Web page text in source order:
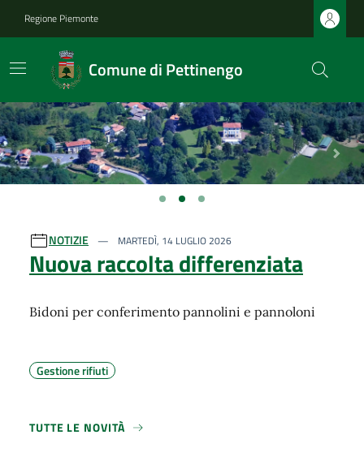
Regione Piemonte
Comune di Pettinengo
Previous Next
Ultime notizie
NOTIZIE MARTEDÌ, 14 LUGLIO 2026
Nuova raccolta differenziata
Bidoni per conferimento pannolini e pannoloni
Gestione rifiuti
TUTTE LE NOVITÀ